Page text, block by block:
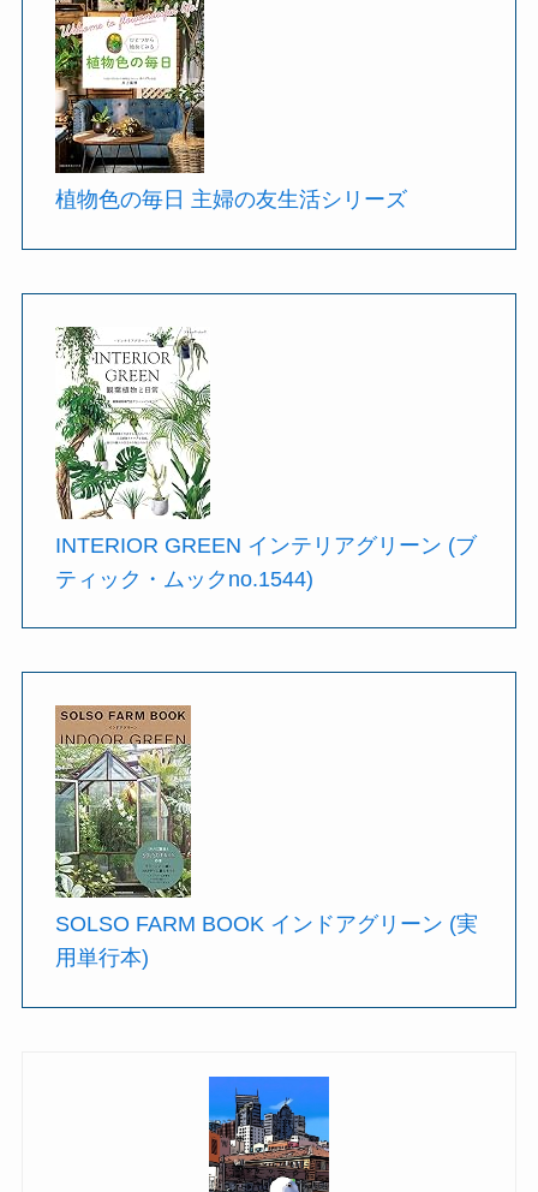
植物色の毎日 主婦の友生活シリーズ
INTERIOR GREEN インテリアグリーン (ブ
ティック・ムックno.1544)
SOLSO FARM BOOK インドアグリーン (実
用単行本)